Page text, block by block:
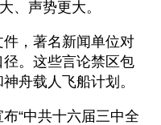
、声势更大。
，著名新闻单位对
。这些言论禁区包
舟载人飞船计划。
“中共十六届三中全